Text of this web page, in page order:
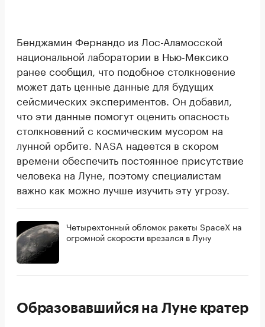
Бенджамин Фернандо из Лос-Аламосской
национальной лаборатории в Нью-Мексико
ранее сообщил, что подобное столкновение
может дать ценные данные для будущих
сейсмических экспериментов. Он добавил,
что эти данные помогут оценить опасность
столкновений с космическим мусором на
лунной орбите. NASA надеется в скором
времени обеспечить постоянное присутствие
человека на Луне, поэтому специалистам
важно как можно лучше изучить эту угрозу.
Четырехтонный обломок ракеты SpaceX на
огромной скорости врезался в Луну
Образовавшийся на Луне кратер